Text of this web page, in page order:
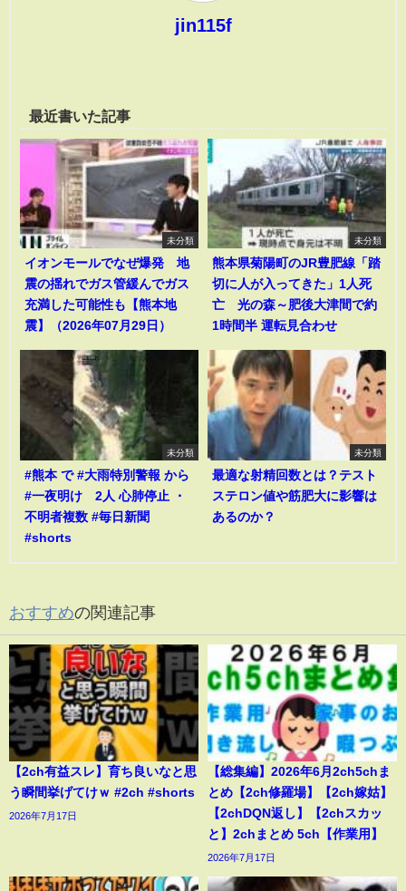
jin115f
最近書いた記事
未分類
イオンモールでなぜ爆発 地
震の揺れでガス管緩んでガス
充満した可能性も【熊本地
震】（2026年07月29日）
未分類
熊本県菊陽町のJR豊肥線「踏
切に人が入ってきた」1人死
亡 光の森～肥後大津間で約
1時間半 運転見合わせ
未分類
#熊本 で #大雨特別警報 から
#一夜明け 2人 心肺停止 ・
不明者複数 #毎日新聞
#shorts
未分類
最適な射精回数とは？テスト
ステロン値や筋肥大に影響は
あるのか？
おすすめの関連記事
【2ch有益スレ】育ち良いなと思
う瞬間挙げてけｗ #2ch #shorts
2026年7月17日
【総集編】2026年6月2ch5chま
とめ【2ch修羅場】【2ch嫁姑】
【2chDQN返し】【2chスカッ
と】2chまとめ 5ch【作業用】
2026年7月17日